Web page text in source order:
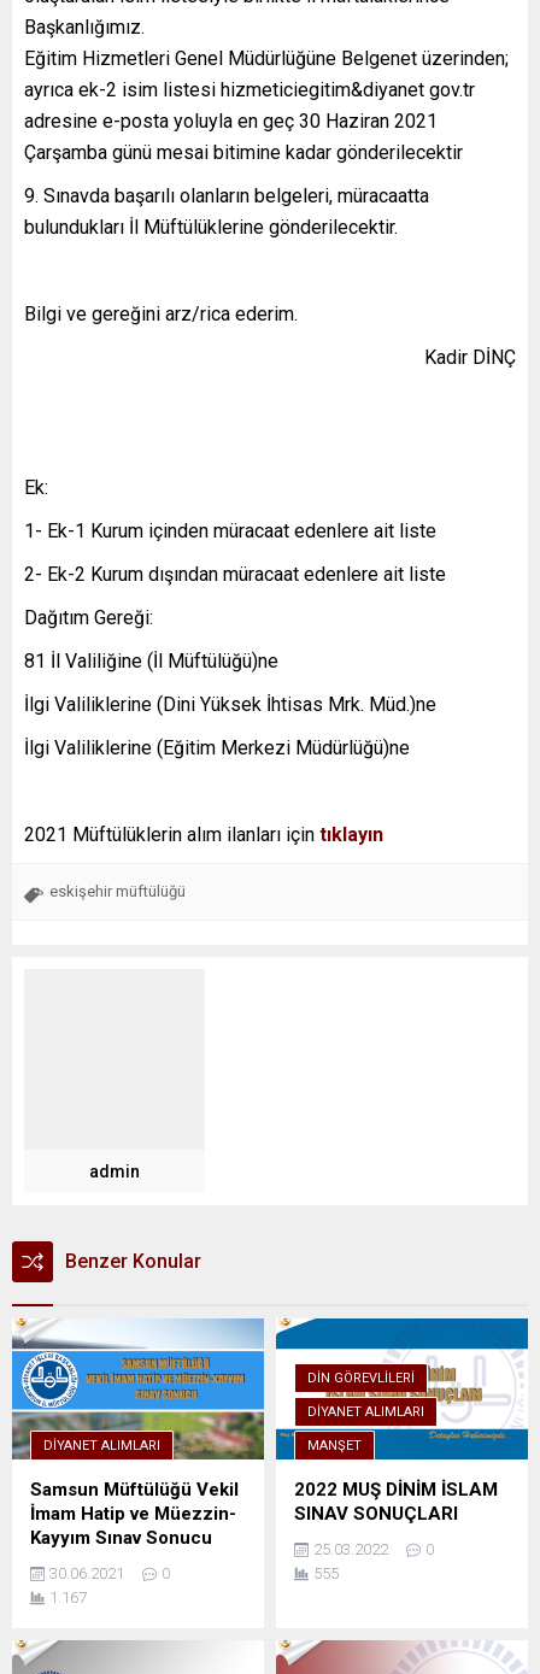
Başkanlığımız.
Eğitim Hizmetleri Genel Müdürlüğüne Belgenet üzerinden;
ayrıca ek-2 isim listesi hizmeticiegitim&diyanet gov.tr
adresine e-posta yoluyla en geç 30 Haziran 2021
Çarşamba günü mesai bitimine kadar gönderilecektir
Sınavda başarılı olanların belgeleri, müracaatta
bulundukları İl Müftülüklerine gönderilecektir.
Bilgi ve gereğini arz/rica ederim.
Kadir DİNÇ
Ek:
1- Ek-1 Kurum içinden müracaat edenlere ait liste
2- Ek-2 Kurum dışından müracaat edenlere ait liste
Dağıtım Gereği:
81 İl Valiliğine (İl Müftülüğü)ne
İlgi Valiliklerine (Dini Yüksek İhtisas Mrk. Müd.)ne
İlgi Valiliklerine (Eğitim Merkezi Müdürlüğü)ne
2021 Müftülüklerin alım ilanları için tıklayın
eskişehir müftülüğü
admin
Benzer Konular
DIYANET ALIMLARI
Samsun Müftülüğü Vekil
İmam Hatip ve Müezzin-
Kayyım Sınav Sonucu
30.06.2021
0
1.167
DIN GÖREVLILERI
DIYANET ALIMLARI
MANŞET
2022 MUŞ DİNİM İSLAM
SINAV SONUÇLARI
25.03.2022
0
555